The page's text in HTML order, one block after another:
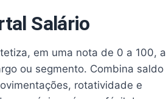
Salário
em uma nota de 0 a 100, a
ou segmento. Combina saldo
rotatividade e